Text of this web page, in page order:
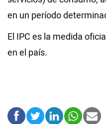
en un período
El IPC es la medida
en el país.